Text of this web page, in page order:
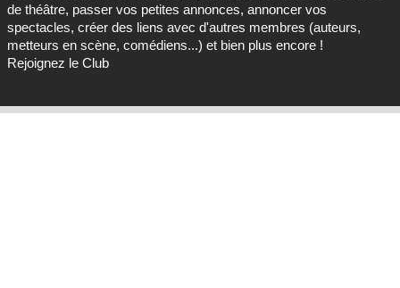
de théâtre, passer vos petites annonces, annoncer vos
spectacles, créer des liens avec d'autres membres (auteurs,
metteurs en scène, comédiens...) et bien plus encore !
Rejoignez le Club